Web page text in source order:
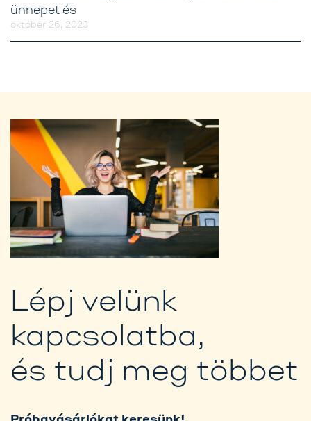
október 26, 2023
ünnepet és
Lépj velünk
kapcsolatba,
és tudj meg többet